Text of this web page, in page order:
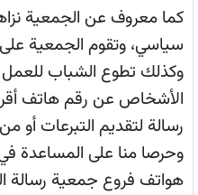
كما معروف عن الجمعية
سياسي، وتقوم الجمعية
وكذلك تطوع الشباب للعمل
الأشخاص عن رقم هاتف
رسالة لتقديم التبرعات أو
وحرصا منا على المساعدة
هواتف فروع جمعية رسالة